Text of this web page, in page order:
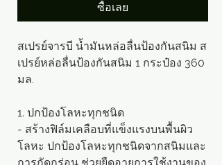
ซื้อเลย
สเปรย์จารบี น้ำมันหล่อลื่นป้องกันสนิม ส
เปรย์หล่อลื่นป้องกันสนิม 1 กระป๋อง 360
มล.
1. ​​ปกป้องโลหะทุกชนิด
- สร้างฟิล์มเคลือบที่แข็งแรงบนพื้นผิว
โลหะ ปกป้องโลหะทุกชนิดจากสนิมและ